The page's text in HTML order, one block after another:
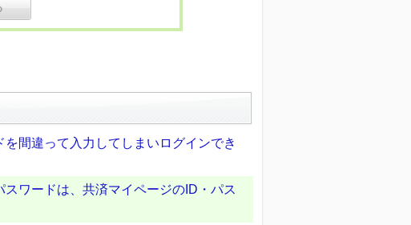
間違って入力してしまいログインでき
ワードは、共済マイページのID・パス